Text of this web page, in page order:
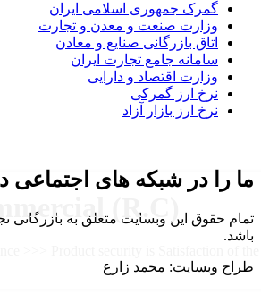
(R.C)
گمرک جمهوری اسلامی ایران
وزارت صنعت و معدن و تجارت
اتاق بازرگانی صنایع و معادن
سامانه جامع تجارت ایران
وزارت اقتصاد و دارایی
نرخ ارز گمرکی
نرخ ارز بازار آزاد
ما را در شبکه های اجتماعی
تمام حقوق این وبسایت متعلق به بازرگانی
باشد.
طراح وبسایت: محمد زارع